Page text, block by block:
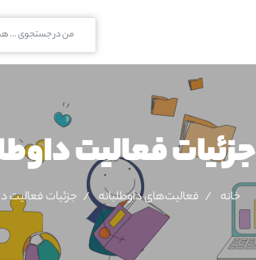
جزئیات فعالیت‌
خانه فعالیت‌های داوطلبانه جزئیات فعالیت‌